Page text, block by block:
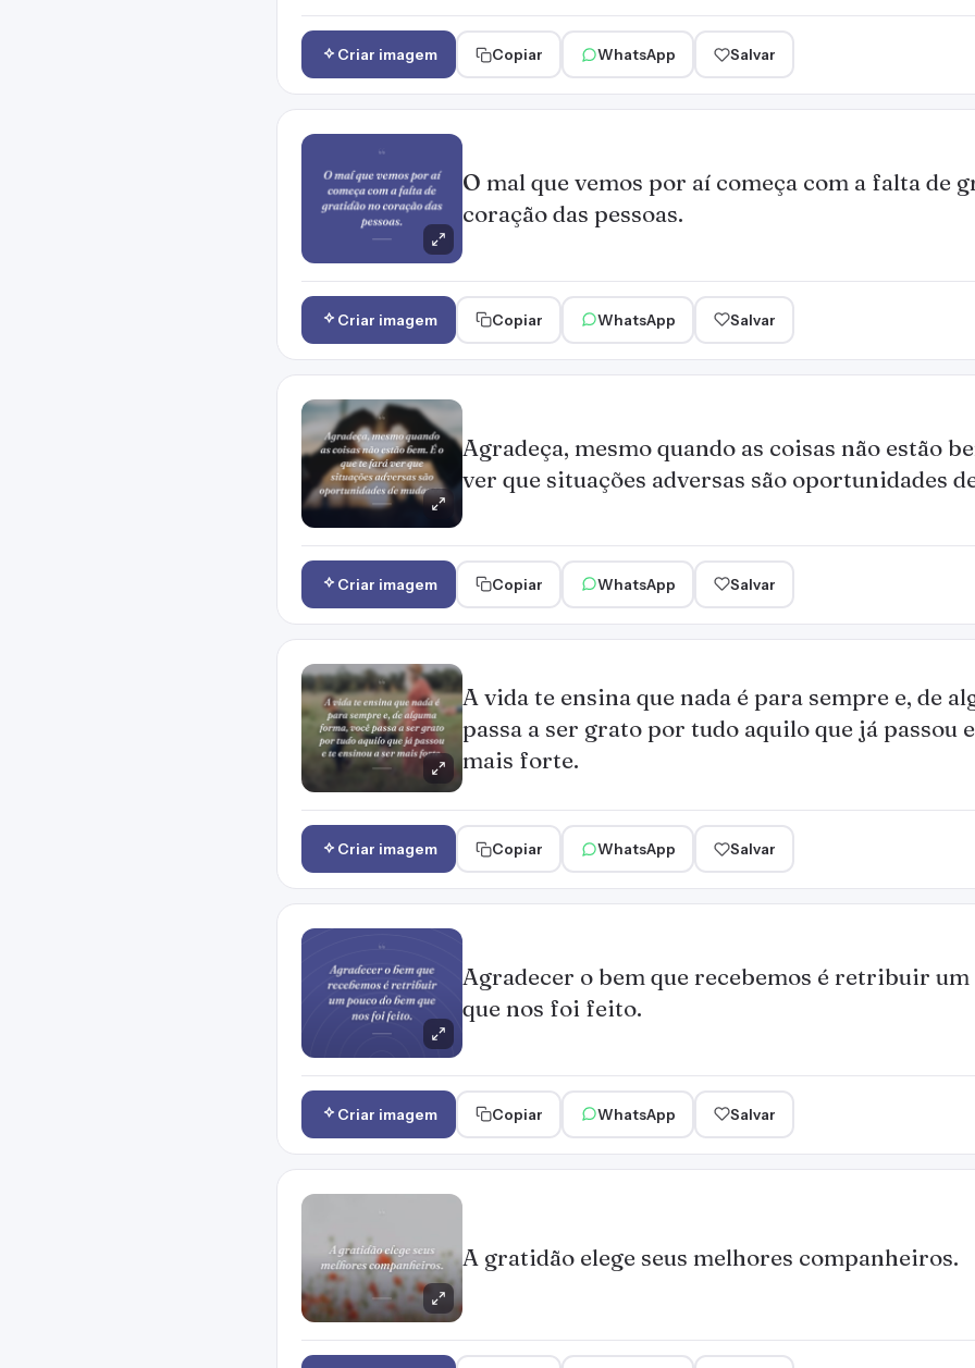
Criar imagem Copiar WhatsApp Salvar
O mal que vemos por aí começa com a falta de
coração das pessoas.
Criar imagem Copiar WhatsApp Salvar
Agradeça, mesmo quando as coisas não estão
ver que situações adversas são oportunidades
Criar imagem Copiar WhatsApp Salvar
A vida te ensina que nada é para sempre e, de
passa a ser grato por tudo aquilo que já passou
mais forte.
Criar imagem Copiar WhatsApp Salvar
Agradecer o bem que recebemos é retribuir um
que nos foi feito.
Criar imagem Copiar WhatsApp Salvar
A gratidão elege seus melhores companheiros.